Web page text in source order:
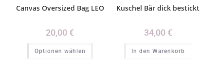
Canvas Oversized Bag LEO
20,00 €
Optionen wählen
Kuschel Bär dick bestickt
34,00 €
In den Warenkorb